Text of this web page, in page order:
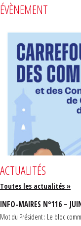
ÉVÈNEMENT
ACTUALITÉS
Toutes les actualités »
INFO-MAIRES N°116 –
Mot du Président : Le bloc